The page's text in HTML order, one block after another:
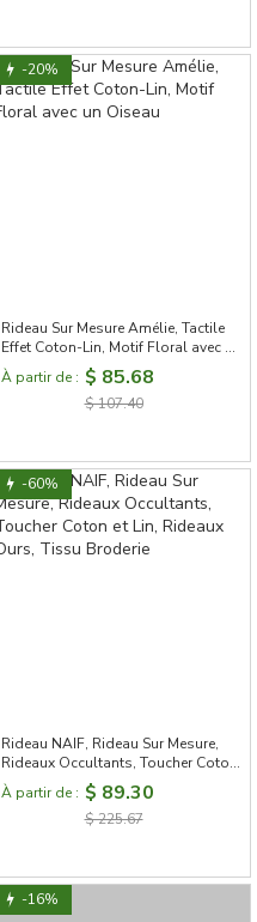
-20%
Rideau Sur Mesure Amélie, Tactile
Effet Coton-Lin, Motif Floral avec un
Oiseau
À partir de : $ 85.68
$ 107.40
-60%
Rideau NAIF, Rideau Sur Mesure,
Rideaux Occultants, Toucher Coton
et Lin, Rideaux Ours, Tissu Broderie
À partir de : $ 89.30
$ 225.67
-16%